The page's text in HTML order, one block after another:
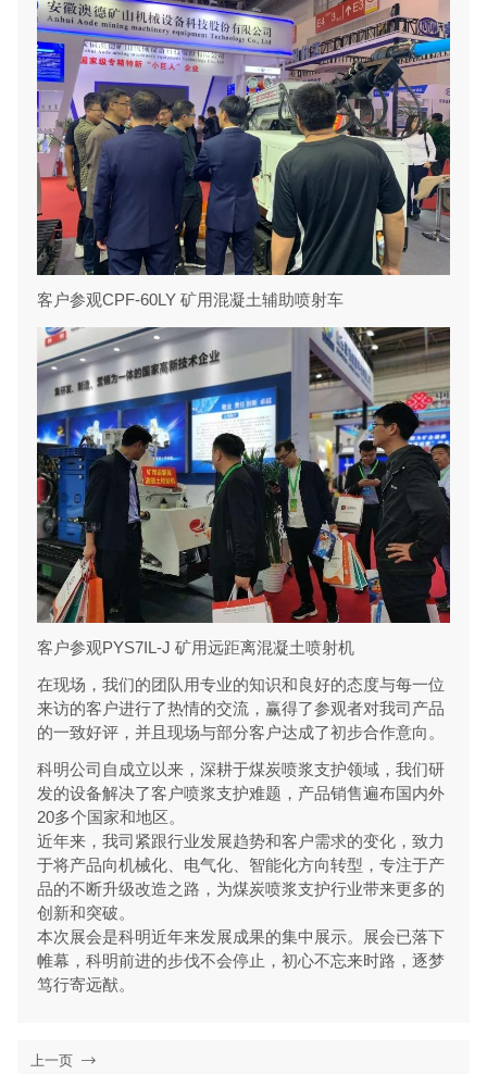
客户参观CPF-60LY 矿用混凝土辅助喷射车
客户参观PYS7IL-J 矿用远距离混凝土喷射机
在现场，我们的团队用专业的知识和良好的态度与每一位
来访的客户进行了热情的交流，赢得了参观者对我司产品
的一致好评，并且现场与部分客户达成了初步合作意向。
科明公司自成立以来，深耕于煤炭喷浆支护领域，我们研
发的设备解决了客户喷浆支护难题，产品销售遍布国内外
20多个国家和地区。
近年来，我司紧跟行业发展趋势和客户需求的变化，致力
于将产品向机械化、电气化、智能化方向转型，专注于产
品的不断升级改造之路，为煤炭喷浆支护行业带来更多的
创新和突破。
本次展会是科明近年来发展成果的集中展示。展会已落下
帷幕，科明前进的步伐不会停止，初心不忘来时路，逐梦
笃行寄远猷。
上一页 